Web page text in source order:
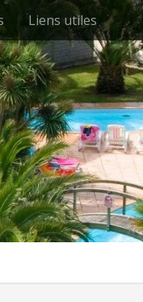
Liens utiles